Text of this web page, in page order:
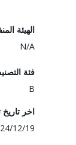
الهيئة
N/A
فئة
B
اخر
12/19